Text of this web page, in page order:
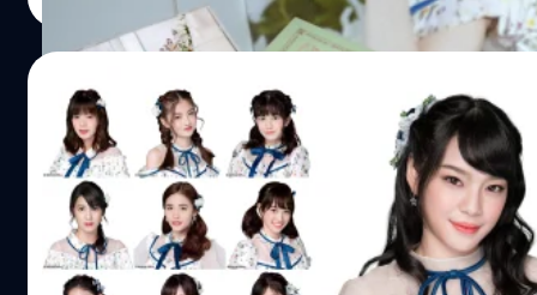
เมมเบอร์ BNK48 พร้อมใจเปลี่ยนรูปโปรไฟล์
คือ…เมโลดี้ [Update 09:20 น. 1 ก.ย. 2561]
ช่วงค่ำของวันนี้ 31 ส.ค. 2561 (ครบ 1 เดือนพอดี หลังจากที่เ
ของพวกเธอ GIRLS DON’T CRY) มีความเคลื่อนไหวจากเม
ได้ทำการทยอยเปลี่ยนรูปโปรไฟล์ และภาพหน้าปก บนเฟสบุ๊